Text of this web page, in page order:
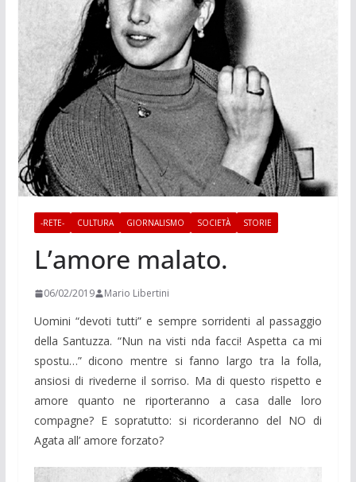
-RETE- CULTURA GIORNALISMO SOCIETÀ STORIE
L’amore malato.
06/02/2019 Mario Libertini
Uomini “devoti tutti” e sempre sorridenti al passaggio
della Santuzza. “Nun na visti nda facci! Aspetta ca mi
spostu…” dicono mentre si fanno largo tra la folla,
ansiosi di rivederne il sorriso. Ma di questo rispetto e
amore quanto ne riporteranno a casa dalle loro
compagne? E sopratutto: si ricorderanno del NO di
Agata all’ amore forzato?